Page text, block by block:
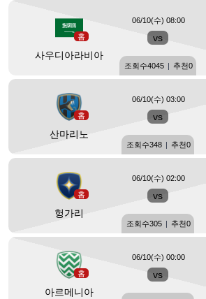
홈
사우디아라비아
vs
06/10(수) 08:00
조회수4045 | 추천0
홈
산마리노
vs
06/10(수) 03:00
조회수348 | 추천0
홈
헝가리
vs
06/10(수) 02:00
조회수305 | 추천0
홈
아르메니아
vs
06/10(수) 00:00